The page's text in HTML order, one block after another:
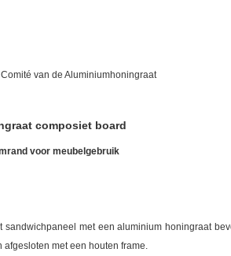
van de Aluminiumhoningraat
composiet board
voor meubelgebruik
met een aluminium honingraat
met een houten frame.